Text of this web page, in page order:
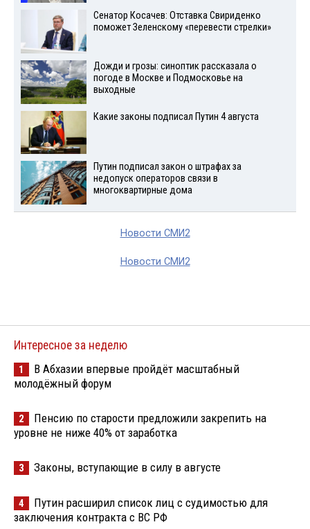
Сенатор Косачев: Отставка Свириденко
поможет Зеленскому «перевести стрелки»
Дожди и грозы: синоптик рассказала о
погоде в Москве и Подмосковье на
выходные
Какие законы подписал Путин 4 августа
Путин подписал закон о штрафах за
недопуск операторов связи в
многоквартирные дома
Новости СМИ2
Новости СМИ2
Интересное за неделю
1
В Абхазии впервые пройдёт масштабный
молодёжный форум
2
Пенсию по старости предложили закрепить на
уровне не ниже 40% от заработка
3 Законы, вступающие в силу в августе
4
Путин расширил список лиц с судимостью для
заключения контракта с ВС РФ